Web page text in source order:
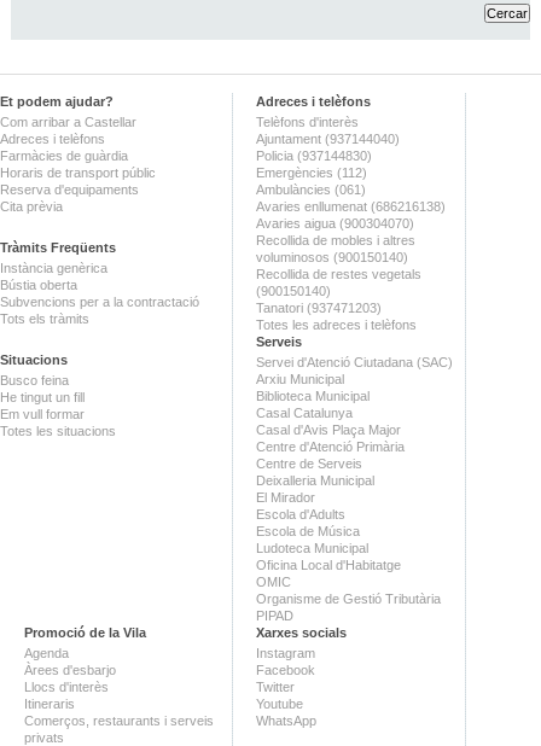
Et podem ajudar?
Com arribar a Castellar
Adreces i telèfons
Farmàcies de guàrdia
Horaris de transport públic
Reserva d'equipaments
Cita prèvia
Tràmits Freqüents
Instància genèrica
Bústia oberta
Subvencions per a la contractació
Tots els tràmits
Situacions
Busco feina
He tingut un fill
Em vull formar
Totes les situacions
Adreces i telèfons
Telèfons d'interès
Ajuntament (937144040)
Policia (937144830)
Emergències (112)
Ambulàncies (061)
Avaries enllumenat (686216138)
Avaries aigua (900304070)
Recollida de mobles i altres
voluminosos (900150140)
Recollida de restes vegetals
(900150140)
Tanatori (937471203)
Totes les adreces i telèfons
Serveis
Servei d'Atenció Ciutadana (SAC)
Arxiu Municipal
Biblioteca Municipal
Casal Catalunya
Casal d'Avis Plaça Major
Centre d'Atenció Primària
Centre de Serveis
Deixalleria Municipal
El Mirador
Escola d'Adults
Escola de Música
Ludoteca Municipal
Oficina Local d'Habitatge
OMIC
Organisme de Gestió Tributària
PIPAD
Promoció de la Vila
Agenda
Àrees d'esbarjo
Llocs d'interès
Itineraris
Comerços, restaurants i serveis
privats
Xarxes socials
Instagram
Facebook
Twitter
Youtube
WhatsApp